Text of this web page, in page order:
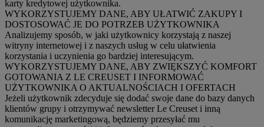
karty kredytowej użytkownika.
WYKORZYSTUJEMY DANE, ABY UŁATWIĆ ZAKUPY I
DOSTOSOWAĆ JE DO POTRZEB UŻYTKOWNIKA
Analizujemy sposób, w jaki użytkownicy korzystają z naszej
witryny internetowej i z naszych usług w celu ułatwienia
korzystania i uczynienia go bardziej interesującym.
WYKORZYSTUJEMY DANE, ABY ZWIĘKSZYĆ KOMFORT
GOTOWANIA Z LE CREUSET I INFORMOWAĆ
UŻYTKOWNIKA O AKTUALNOŚCIACH I OFERTACH
Jeżeli użytkownik zdecyduje się dodać swoje dane do bazy danych
klientów grupy i otrzymywać newsletter Le Creuset i inną
komunikację marketingową, będziemy przesyłać mu